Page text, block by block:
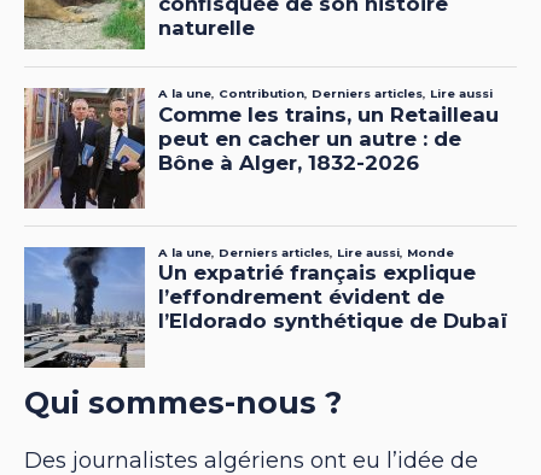
Qui sommes-nous ?
Des journalistes algériens ont eu l’idée de